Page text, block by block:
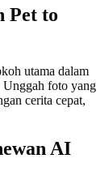
Pet to
utama dalam
Unggah foto yang
cerita cepat,
AI